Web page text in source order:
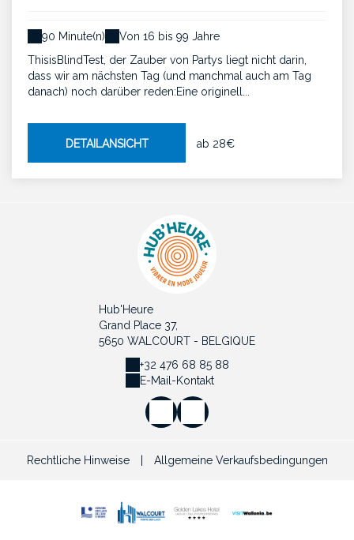
90 Minute(n)
Von 16 bis 99 Jahre
ThisisBlindTest, der Zauber von Partys liegt nicht darin,
dass wir am nächsten Tag (und manchmal auch am Tag
danach) noch darüber reden:Eine originell...
DETAILANSICHT ab 28€
Hub'Heure
Grand Place 37,
5650 WALCOURT - BELGIQUE
+32 476 68 85 88
E-Mail-Kontakt
Rechtliche Hinweise Allgemeine Verkaufsbedingungen